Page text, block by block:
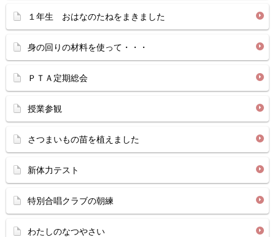
１年生 おはなのたねをまきました
身の回りの材料を使って・・・
ＰＴＡ定期総会
授業参観
さつまいもの苗を植えました
新体力テスト
特別合唱クラブの朝練
わたしのなつやさい